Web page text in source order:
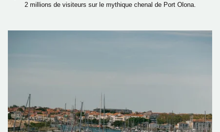
2 millions de visiteurs sur le mythique chenal de Port Olona.